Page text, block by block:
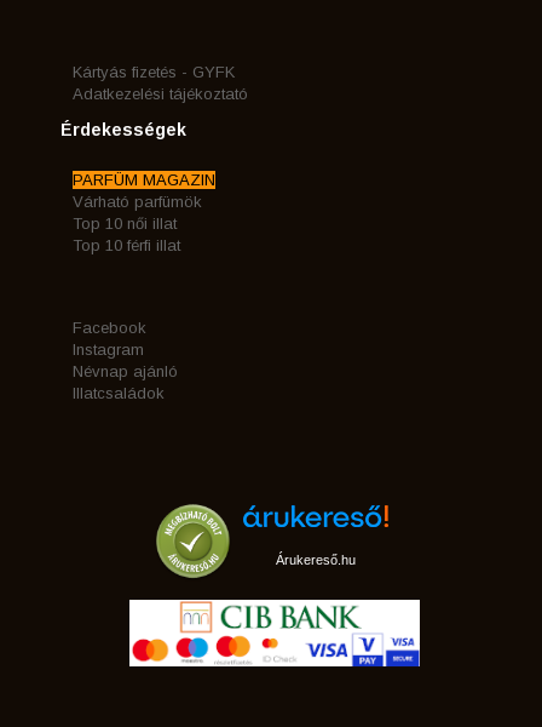
Kártyás fizetés - GYFK
Adatkezelési tájékoztató
Érdekességek
PARFÜM MAGAZIN
Várható parfümök
Top 10 női illat
Top 10 férfi illat
Facebook
Instagram
Névnap ajánló
Illatcsaládok
Árukereső.hu